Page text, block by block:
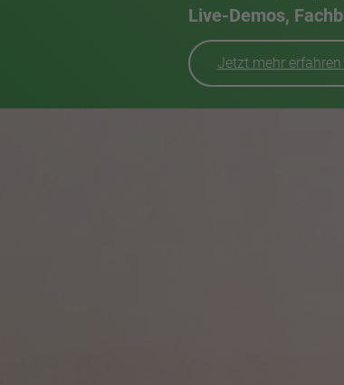
Live-Demos,
Jetzt mehr